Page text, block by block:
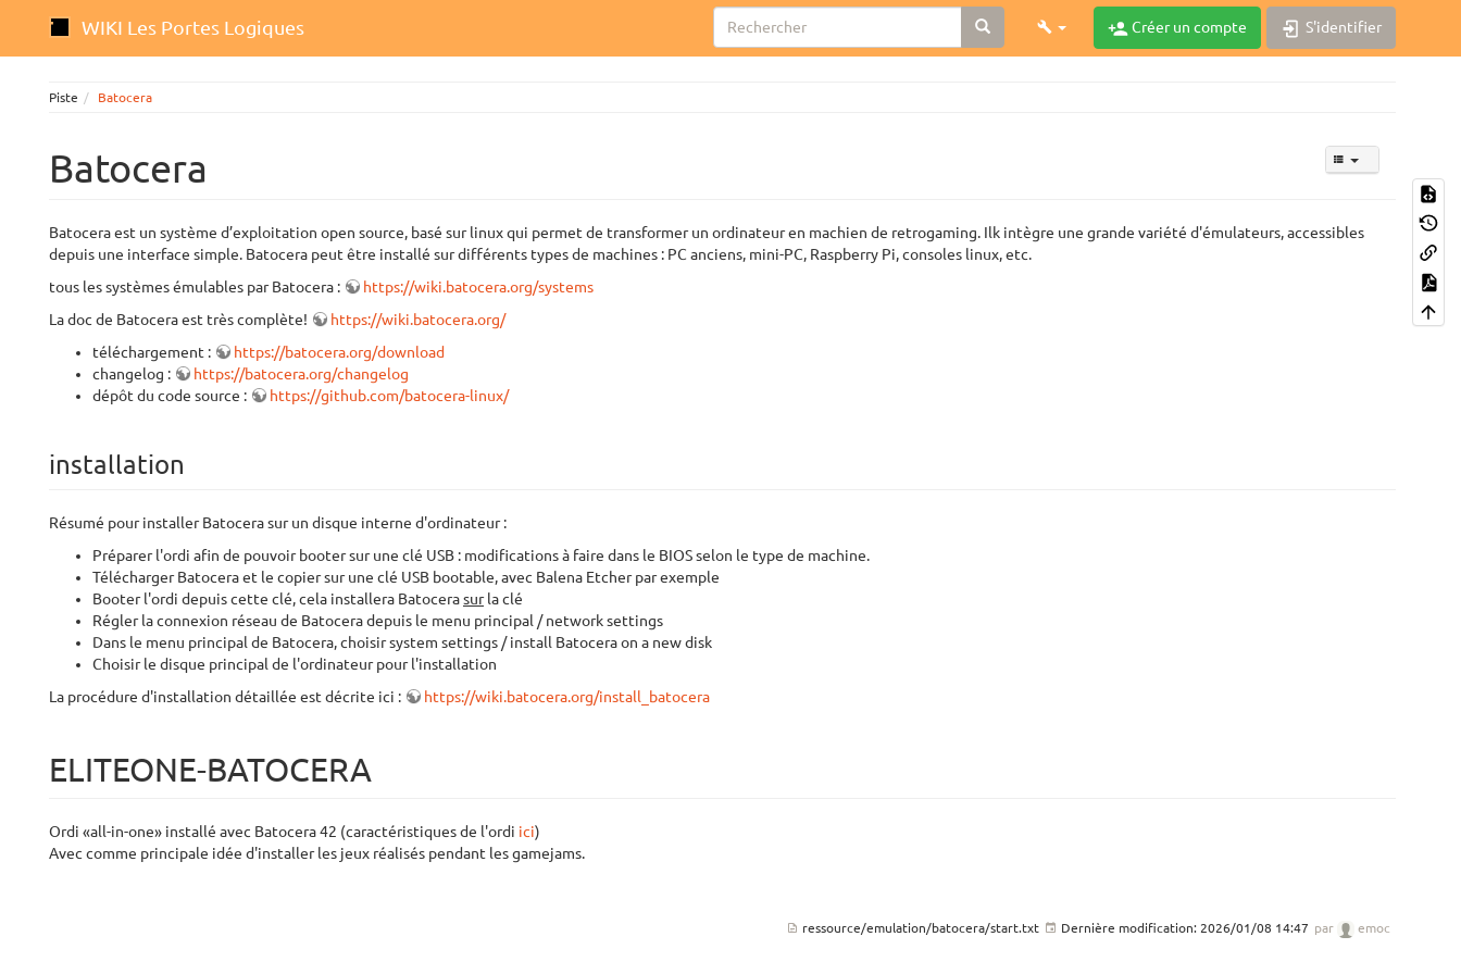
WIKI Les Portes Logiques Créer un compte S'identifier
Piste Batocera
Batocera
Batocera est un système d’exploitation open source, basé sur linux qui permet de transformer un ordinateur en machien de retrogaming. Ilk intègre une grande variété d'émulateurs, accessibles
depuis une interface simple. Batocera peut être installé sur différents types de machines : PC anciens, mini-PC, Raspberry Pi, consoles linux, etc.
tous les systèmes émulables par Batocera :
https://wiki.batocera.org/systems
La doc de Batocera est très complète!
https://wiki.batocera.org/
téléchargement :
https://batocera.org/download
changelog :
https://batocera.org/changelog
dépôt du code source :
https://github.com/batocera-linux/
installation
Résumé pour installer Batocera sur un disque interne d'ordinateur :
Préparer l'ordi afin de pouvoir booter sur une clé USB : modifications à faire dans le BIOS selon le type de machine.
Télécharger Batocera et le copier sur une clé USB bootable, avec Balena Etcher par exemple
Booter l'ordi depuis cette clé, cela installera Batocerasurla clé
Régler la connexion réseau de Batocera depuis le menu principal / network settings
Dans le menu principal de Batocera, choisir system settings / install Batocera on a new disk
Choisir le disque principal de l'ordinateur pour l'installation
La procédure d'installation détaillée est décrite ici :
https://wiki.batocera.org/install_batocera
ELITEONE-BATOCERA
Ordi «all-in-one» installé avec Batocera 42 (caractéristiques de l'ordi ici)
Avec comme principale idée d'installer les jeux réalisés pendant les gamejams.
ressource/emulation/batocera/start.txt Dernière modification: 2026/01/08 14:47 par emoc